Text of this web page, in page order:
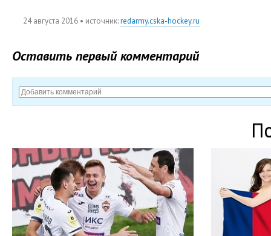
24 августа 2016 • источник:redarmy.cska-hockey.ru
Оставить первый комментарий